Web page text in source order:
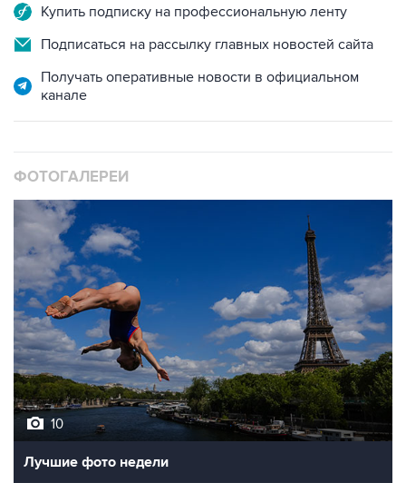
Купить подписку на профессиональную ленту
Подписаться на рассылку главных новостей сайта
Получать оперативные новости в официальном
канале
ФОТОГАЛЕРЕИ
10
Лучшие фото недели